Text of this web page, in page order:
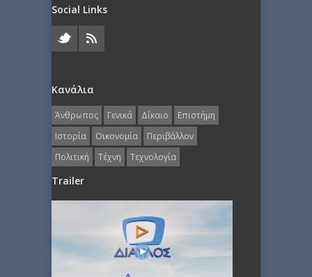
Social Links
Κανάλια
Άνθρωπος Γενικά Δίκαιο
Επιστήμη
Ιστορία
Οικονομία
Περιβάλλον
Πολιτική
Τέχνη Τεχνολογία
Trailer